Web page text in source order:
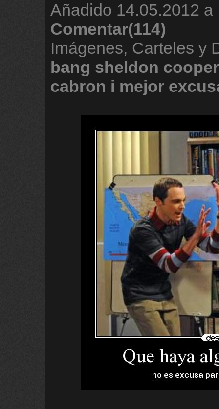
Añadido 14.05.2012 a
Comentar(114)
Imágenes, Carteles y
bang sheldon cooper
cabron i mejor